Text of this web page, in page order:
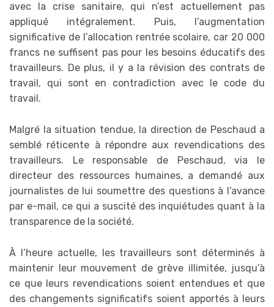
avec la crise sanitaire, qui n’est actuellement pas
appliqué intégralement. Puis, l’augmentation
significative de l’allocation rentrée scolaire, car 20 000
francs ne suffisent pas pour les besoins éducatifs des
travailleurs. De plus, il y a la révision des contrats de
travail, qui sont en contradiction avec le code du
travail.
Malgré la situation tendue, la direction de Peschaud a
semblé réticente à répondre aux revendications des
travailleurs. Le responsable de Peschaud, via le
directeur des ressources humaines, a demandé aux
journalistes de lui soumettre des questions à l’avance
par e-mail, ce qui a suscité des inquiétudes quant à la
transparence de la société.
À l’heure actuelle, les travailleurs sont déterminés à
maintenir leur mouvement de grève illimitée, jusqu’à
ce que leurs revendications soient entendues et que
des changements significatifs soient apportés à leurs